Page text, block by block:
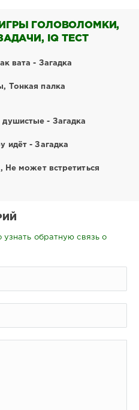
ГОЛОВОЛОМКИ,
IQ ТЕСТ
вата - Загадка
Тонкая палка
- Загадка
идёт - Загадка
Не может встретиться
узнать обратную связь о